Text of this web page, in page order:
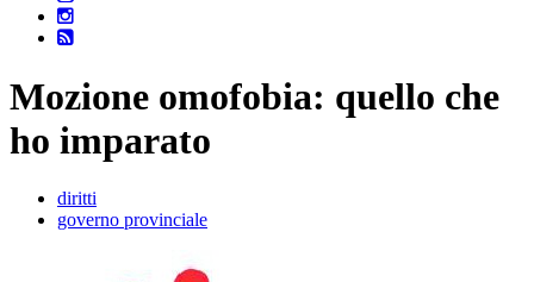
Mozione omofobia: quello che
ho imparato
diritti
governo provinciale